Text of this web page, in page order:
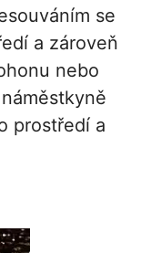
se
a zároveň
nebo
prostředí a